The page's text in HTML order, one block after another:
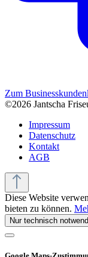
Zum
©2026 Jantscha
Impressum
Datenschutz
Kontakt
AGB
Diese Website
bieten zu können.
Nur technisch